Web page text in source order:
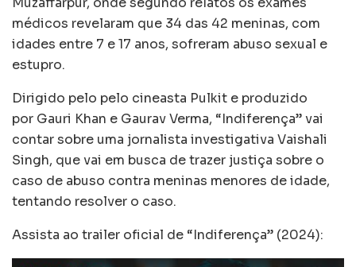
médicos revelaram que 34 das 42 meninas, com
idades entre 7 e 17 anos, sofreram abuso sexual e
estupro.
Dirigido pelo pelo cineasta Pulkit e produzido
por Gauri Khan e Gaurav Verma, “Indiferença” vai
contar sobre uma jornalista investigativa Vaishali
Singh, que vai em busca de trazer justiça sobre o
caso de abuso contra meninas menores de idade,
tentando resolver o caso.
Assista ao trailer oficial de “Indiferença” (2024):